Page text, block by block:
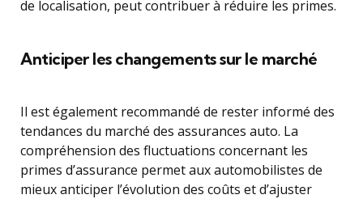
de localisation, peut contribuer à réduire les primes.
Anticiper les changements sur le marché
Il est également recommandé de rester informé des
tendances du marché des assurances auto. La
compréhension des fluctuations concernant les
primes d’assurance permet aux automobilistes de
mieux anticiper l’évolution des coûts et d’ajuster